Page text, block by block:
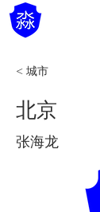
< 城市
北京
张海龙